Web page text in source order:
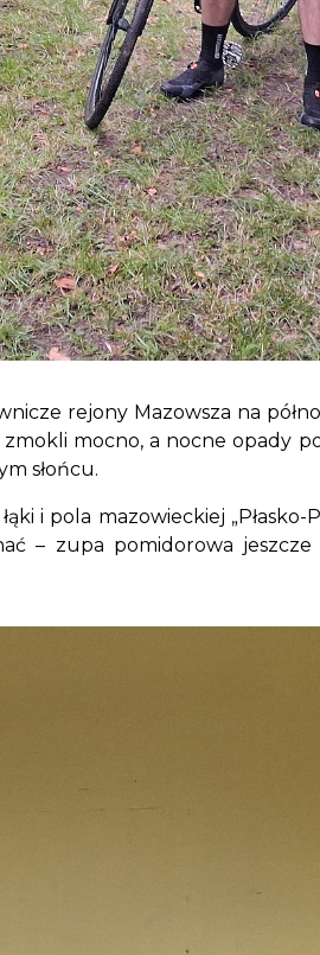
rejony Mazowsza na
mocno, a nocne opady
słońcu.
i pola mazowieckiej
– zupa pomidorowa